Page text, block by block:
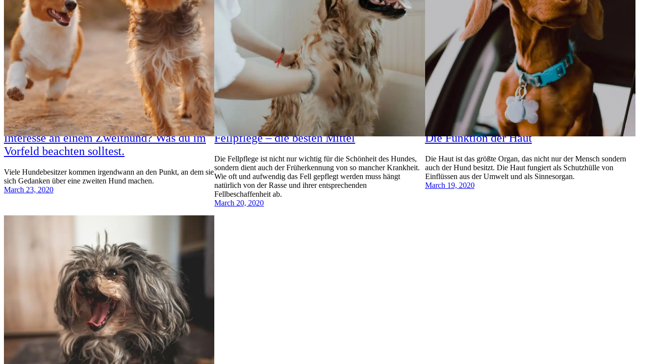
Interesse an einem Zweithund? Was du im
Vorfeld beachten solltest.
Viele Hundebesitzer kommen irgendwann an den Punkt, an dem sie
sich Gedanken über eine zweiten Hund machen.
March 23, 2020
Fellpflege – die besten Mittel
Die Fellpflege ist nicht nur wichtig für die Schönheit des Hundes,
sondern dient auch der Früherkennung von so mancher Krankheit.
Wie oft und aufwendig das Fell gepflegt werden muss hängt
natürlich von der Rasse und ihrer entsprechenden
Fellbeschaffenheit ab.
March 20, 2020
Die Funktion der Haut
Die Haut ist das größte Organ, das nicht nur der Mensch sondern
auch der Hund besitzt. Die Haut fungiert als Schutzhülle von
Einflüssen aus der Umwelt und als Sinnesorgan.
March 19, 2020